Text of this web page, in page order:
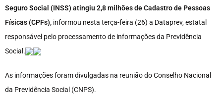
Seguro Social (INSS) atingiu 2,8 milhões de Cadastro de Pessoas
Físicas (CPFs), informou nesta terça-feira (26) a Dataprev, estatal
responsável pelo processamento de informações da Previdência
Social.
As informações foram divulgadas na reunião do Conselho Nacional
da Previdência Social (CNPS).